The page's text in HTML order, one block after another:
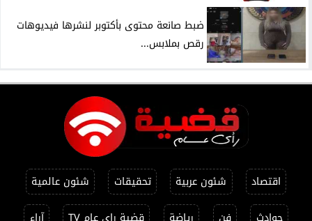
ضبط صانعة محتوى بأكتوبر لنشرها فيديوهات
رقص بملابس...
اقتصاد شئون عربية تحقيقات
شئون عالمية